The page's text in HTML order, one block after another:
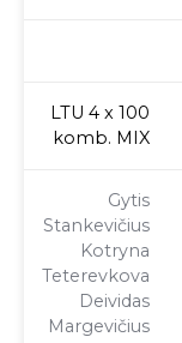
LTU 4 x 100
komb. MIX
Gytis
Stankevičius
Kotryna
Teterevkova
Deividas
Margevičius